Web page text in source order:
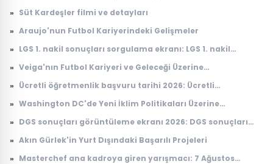
» Süt Kardeşler filmi ve detayları
» Araujo'nun Futbol Kariyerindeki Gelişmeler
» LGS 1. nakil sonuçları sorgulama ekranı: LGS 1. nakil
» Veiga'nın Futbol Kariyeri ve Geleceği Üzerine
» Ücretli öğretmenlik başvuru tarihi 2026: Ücretli
» Washington DC'de Yeni İklim Politikaları Üzerine
» DGS sonuçları görüntüleme ekranı 2026: DGS sonuçları
» Akın Gürlek'in Yurt Dışındaki Başarılı Projeleri
» Masterchef ana kadroya giren yarışmacı: 7 Ağustos